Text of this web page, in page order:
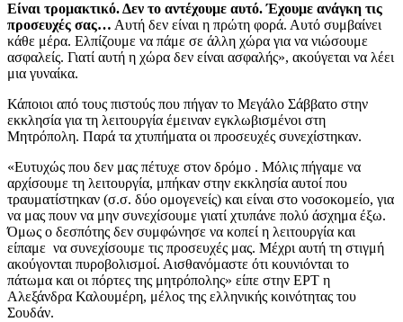
Είναι τρομακτικό. Δεν το αντέχουμε αυτό. Έχουμε ανάγκη τις
προσευχές σας… Αυτή δεν είναι η πρώτη φορά. Αυτό συμβαίνει
κάθε μέρα. Ελπίζουμε να πάμε σε άλλη χώρα για να νιώσουμε
ασφαλείς. Γιατί αυτή η χώρα δεν είναι ασφαλής», ακούγεται να λέει
μια γυναίκα.
Κάποιοι από τους πιστούς που πήγαν το Μεγάλο Σάββατο στην
εκκλησία για τη λειτουργία έμειναν εγκλωβισμένοι στη
Μητρόπολη. Παρά τα χτυπήματα οι προσευχές συνεχίστηκαν.
«Ευτυχώς που δεν μας πέτυχε στον δρόμο . Μόλις πήγαμε να
αρχίσουμε τη λειτουργία, μπήκαν στην εκκλησία αυτοί που
τραυματίστηκαν (σ.σ. δύο ομογενείς) και είναι στο νοσοκομείο, για
να μας πουν να μην συνεχίσουμε γιατί χτυπάνε πολύ άσχημα έξω.
Όμως ο δεσπότης δεν συμφώνησε να κοπεί η λειτουργία και
είπαμε να συνεχίσουμε τις προσευχές μας. Μέχρι αυτή τη στιγμή
ακούγονται πυροβολισμοί. Αισθανόμαστε ότι κουνιόνται το
πάτωμα και οι πόρτες της μητρόπολης» είπε στην ΕΡΤ η
Αλεξάνδρα Καλουμέρη, μέλος της ελληνικής κοινότητας του
Σουδάν.